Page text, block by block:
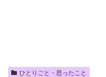
ひとりごと・思ったこと